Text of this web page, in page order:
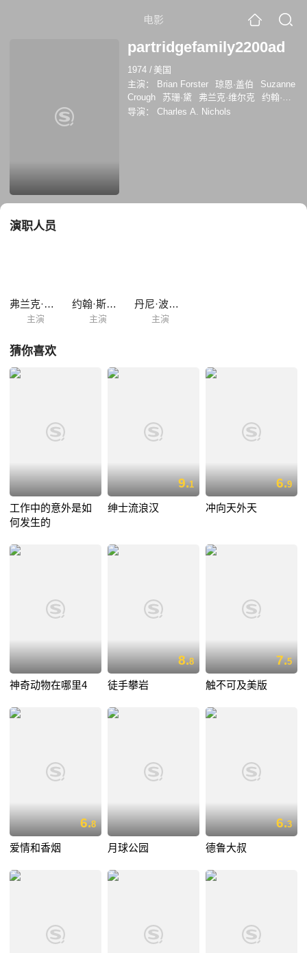
电影
partridgefamily2200ad
1974 / 美国
主演：
Brian Forster 琼恩·盖伯
Suzanne
Crough
苏珊·黛 弗兰克·维尔克
约翰·斯
蒂芬森
丹尼·波纳杜斯 Julie McWhirter
导演： Charles A. Nichols
演职人员
弗兰克·维尔克
主演
约翰·斯蒂芬森
主演
丹尼·波纳杜斯
主演
猜你喜欢
工作中的意外是如
何发生的
9.1
绅士流浪汉
6.9
冲向天外天
神奇动物在哪里4
8.8
徒手攀岩
7.5
触不可及美版
6.8
爱情和香烟 月球公园
6.3
德鲁大叔